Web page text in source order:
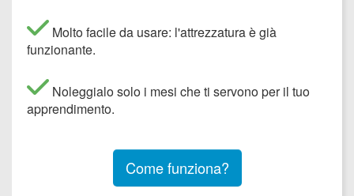
Molto facile da usare: l'attrezzatura è già
funzionante.
Noleggialo solo i mesi che ti servono per il tuo
apprendimento.
Come funziona?